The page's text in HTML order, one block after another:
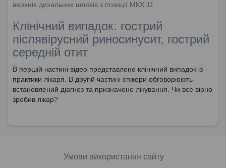
верхніх дихальних шляхів з позиції МКХ 11
Клінічний випадок: гострий
післявірусний риносинусит, гострий
середній отит
В першій частині відео представлено клінічний випадок із
практики лікаря. В другій частині спікери обговорюють
встановлений діагноз та призначене лікування. Чи все вірно
зробив лікар?
Умови використання сайту